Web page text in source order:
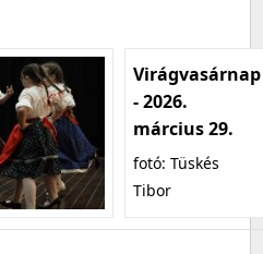
Virágvasárnap
- 2026.
március 29.
fotó: Tüskés
Tibor